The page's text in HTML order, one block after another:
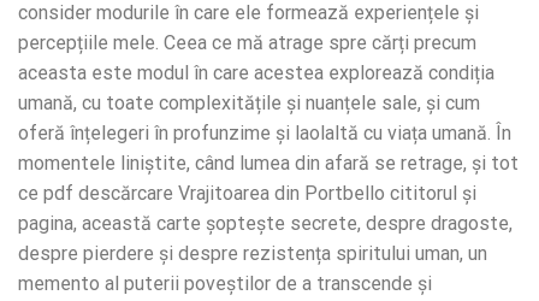
consider modurile în care ele formează experiențele și
percepțiile mele. Ceea ce mă atrage spre cărți precum
aceasta este modul în care acestea explorează condiția
umană, cu toate complexitățile și nuanțele sale, și cum
oferă înțelegeri în profunzime și laolaltă cu viața umană. În
momentele liniștite, când lumea din afară se retrage, și tot
ce pdf descărcare Vrajitoarea din Portbello cititorul și
pagina, această carte șoptește secrete, despre dragoste,
despre pierdere și despre rezistența spiritului uman, un
memento al puterii poveștilor de a transcende și